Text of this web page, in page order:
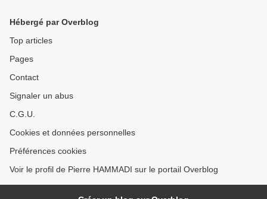
Hébergé par Overblog
Top articles
Pages
Contact
Signaler un abus
C.G.U.
Cookies et données personnelles
Préférences cookies
Voir le profil de Pierre HAMMADI sur le portail Overblog